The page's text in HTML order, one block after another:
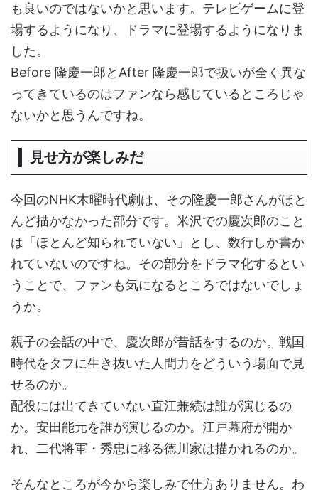
も良いのではないかと思います。テレビゲームに登
場するようになり、ドラマに登場するようになりま
した。
Before 隆慶一郎とAfter 隆慶一郎で扱いが全く異な
ってきているのはファンなら感じているところじゃ
ないかと思うんですね。
見せ方が楽しみだ
今回のNHK木曜時代劇は、その隆慶一郎さんがほと
んど描かなかった部分です。米沢での慶次郎のこと
は「ほとんど知られていない」とし、数行しか書か
れていないのですね。その部分をドラマ化するとい
うことで、ファンも気になるところではないでしょ
うか。
親子の会話の中で、慶次郎が昔話をするのか。戦国
時代をタフに生き抜いた人間力をどういう場面で見
せるのか。
配役には出てきていない直江兼続は誰が演じるの
か。安田能元を誰が演じるのか。江戸幕府が開か
れ、二代将軍・秀忠に移る徳川家は描かれるのか。
そんなところが今から楽しみで仕方ありません。わ